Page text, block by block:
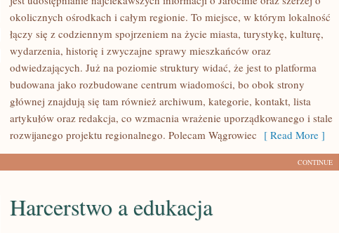
OSTRÓW
WIELKOPOLSKI
okolicznych ośrodkach i całym regionie. To miejsce, w którym lokalność
łączy się z codziennym spojrzeniem na życie miasta, turystykę, kulturę,
wydarzenia, historię i zwyczajne sprawy mieszkańców oraz
odwiedzających. Już na poziomie struktury widać, że jest to platforma
budowana jako rozbudowane centrum wiadomości, bo obok strony
głównej znajdują się tam również archiwum, kategorie, kontakt, lista
artykułów oraz redakcja, co wzmacnia wrażenie uporządkowanego i stale
rozwijanego projektu regionalnego. Polecam Wągrowiec [ Read More ]
CONTINUE
Harcerstwo a edukacja